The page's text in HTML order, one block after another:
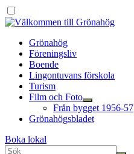
Grönahög
Föreningsliv
Boende
Lingontuvans förskola
Turism
Film och Foto
Från bygget 1956-57
Grönahögsbladet
Boka lokal